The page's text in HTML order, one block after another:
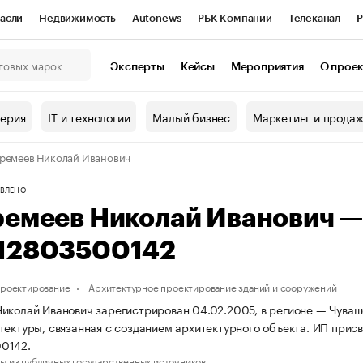
Недвижимость Autonews РБК Компании Телеканал
Проверка контрагентов
Эксперты Кейсы Мероприятия О
IT и технологии Малый бизнес Маркетинг и
Николай Иванович
Николай Иванович
Архитектурное проектирование зданий и сооружений
Иванович зарегистрирован 04.02.2005, в регионе —
связанная с созданием архитектурного объекта. ИП